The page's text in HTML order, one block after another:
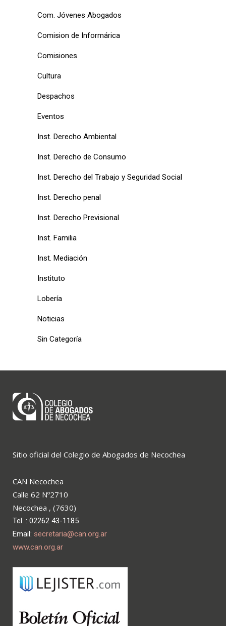
Com. Jóvenes Abogados
Comision de Informárica
Comisiones
Cultura
Despachos
Eventos
Inst. Derecho Ambiental
Inst. Derecho de Consumo
Inst. Derecho del Trabajo y Seguridad Social
Inst. Derecho penal
Inst. Derecho Previsional
Inst. Familia
Inst. Mediación
Instituto
Lobería
Noticias
Sin Categoría
Sitio oficial del Colegio de Abogados de Necochea
CAN Necochea
Calle 62 Nº2710
Necochea , (7630)
Tel. : 02262 43-1185
Email: secretaria@can.org.ar
www.can.org.ar